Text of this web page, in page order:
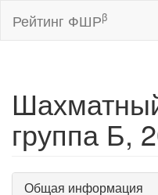
Рейтинг ФШРβ
группа Б,
Общая информация